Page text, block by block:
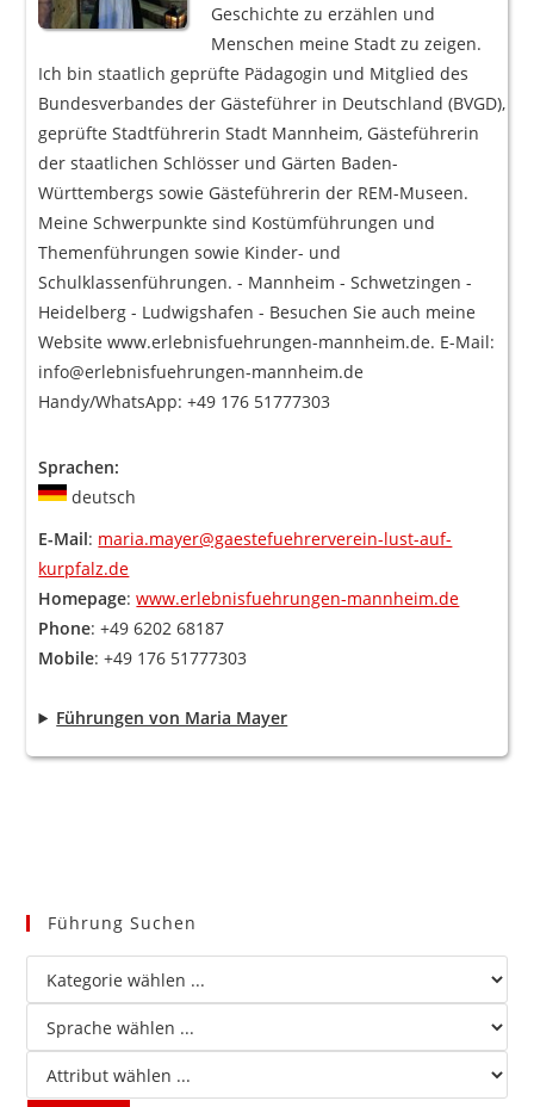
Geschichte zu erzählen und
Menschen meine Stadt zu zeigen.
Ich bin staatlich geprüfte Pädagogin und Mitglied des
Bundesverbandes der Gästeführer in Deutschland (BVGD),
geprüfte Stadtführerin Stadt Mannheim, Gästeführerin
der staatlichen Schlösser und Gärten Baden-
Württembergs sowie Gästeführerin der REM-Museen.
Meine Schwerpunkte sind Kostümführungen und
Themenführungen sowie Kinder- und
Schulklassenführungen. - Mannheim - Schwetzingen -
Heidelberg - Ludwigshafen - Besuchen Sie auch meine
Website www.erlebnisfuehrungen-mannheim.de. E-Mail:
info@erlebnisfuehrungen-mannheim.de
Handy/WhatsApp: +49 176 51777303
Sprachen:
deutsch
E-Mail: maria.mayer@gaestefuehrerverein-lust-auf-
kurpfalz.de
Homepage:www.erlebnisfuehrungen-mannheim.de
Phone: +49 6202 68187
Mobile: +49 176 51777303
Führungen von Maria Mayer
Führung Suchen